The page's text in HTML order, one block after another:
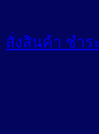
สั่งสินค้า ชำร